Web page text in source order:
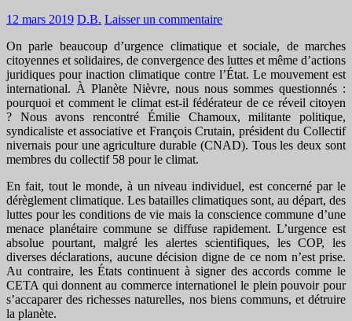
12 mars 2019 D.B. Laisser un commentaire
On parle beaucoup d’urgence climatique et sociale, de marches
citoyennes et solidaires, de convergence des luttes et même d’actions
juridiques pour inaction climatique contre l’État. Le mouvement est
international. À Planète Nièvre, nous nous sommes questionnés :
pourquoi et comment le climat est-il fédérateur de ce réveil citoyen
? Nous avons rencontré Émilie Chamoux, militante politique,
syndicaliste et associative et François Crutain, président du Collectif
nivernais pour une agriculture durable (CNAD). Tous les deux sont
membres du collectif 58 pour le climat.
En fait, tout le monde, à un niveau individuel, est concerné par le
dérèglement climatique. Les batailles climatiques sont, au départ, des
luttes pour les conditions de vie mais la conscience commune d’une
menace planétaire commune se diffuse rapidement. L’urgence est
absolue pourtant, malgré les alertes scientifiques, les COP, les
diverses déclarations, aucune décision digne de ce nom n’est prise.
Au contraire, les États continuent à signer des accords comme le
CETA qui donnent au commerce internationel le plein pouvoir pour
s’accaparer des richesses naturelles, nos biens communs, et détruire
la planète.